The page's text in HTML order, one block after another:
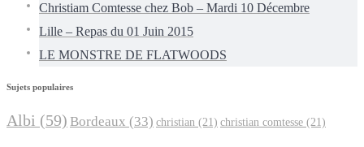
Christiam Comtesse chez Bob – Mardi 10 Décembre
Lille – Repas du 01 Juin 2015
LE MONSTRE DE FLATWOODS
Sujets populaires
Albi (59) Bordeaux (33) christian (21) christian comtesse (21)